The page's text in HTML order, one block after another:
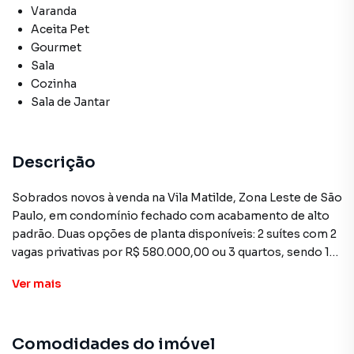
Varanda
Aceita Pet
Gourmet
Sala
Cozinha
Sala de Jantar
Descrição
Sobrados novos à venda na Vila Matilde, Zona Leste de São
Paulo, em condomínio fechado com acabamento de alto
padrão. Duas opções de planta disponíveis: 2 suítes com 2
vagas privativas por R$ 580.000,00 ou 3 quartos, sendo 1
financiamento bancário e FGTS. REF. SO0035.
vagas privativas cobertas. Os ambientes internos contam
Ver mais
Comodidades do imóvel